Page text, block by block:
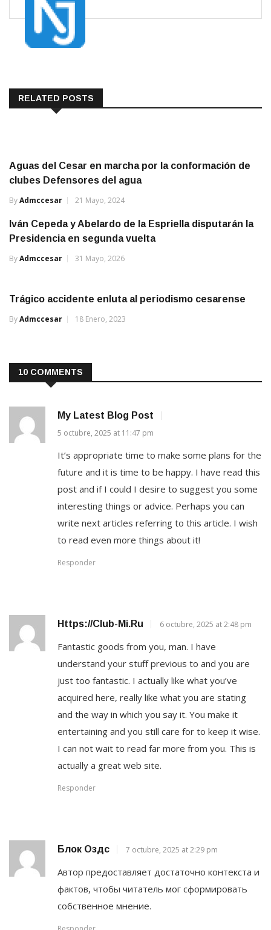
RELATED POSTS
Aguas del Cesar en marcha por la conformación de
clubes Defensores del agua
ByAdmccesar 21 Mayo, 2024
Iván Cepeda y Abelardo de la Espriella disputarán la
Presidencia en segunda vuelta
ByAdmccesar 31 Mayo, 2026
Trágico accidente enluta al periodismo cesarense
ByAdmccesar 18 Enero, 2023
10 COMMENTS
My Latest Blog Post
5 octubre, 2025 at 11:47 pm
It’s appropriate time to make some plans for the
future and it is time to be happy. I have read this
post and if I could I desire to suggest you some
interesting things or advice. Perhaps you can
write next articles referring to this article. I wish
to read even more things about it!
Responder
Https://club-Mi.ru 6 octubre, 2025 at 2:48 pm
Fantastic goods from you, man. I have
understand your stuff previous to and you are
just too fantastic. I actually like what you’ve
acquired here, really like what you are stating
and the way in which you say it. You make it
entertaining and you still care for to keep it wise.
I can not wait to read far more from you. This is
actually a great web site.
Responder
Блок Оздс 7 octubre, 2025 at 2:29 pm
Автор предоставляет достаточно контекста и
фактов, чтобы читатель мог сформировать
собственное мнение.